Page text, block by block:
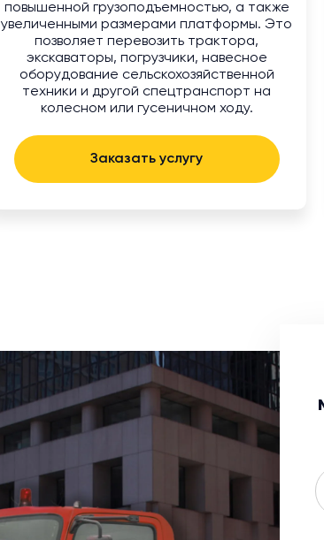
повышенной грузоподъемностью, а также
увеличенными размерами платформы. Это
позволяет перевозить трактора,
экскаваторы, погрузчики, навесное
оборудование сельскохозяйственной
техники и другой спецтранспорт на
колесном или гусеничном ходу.
Заказать услугу